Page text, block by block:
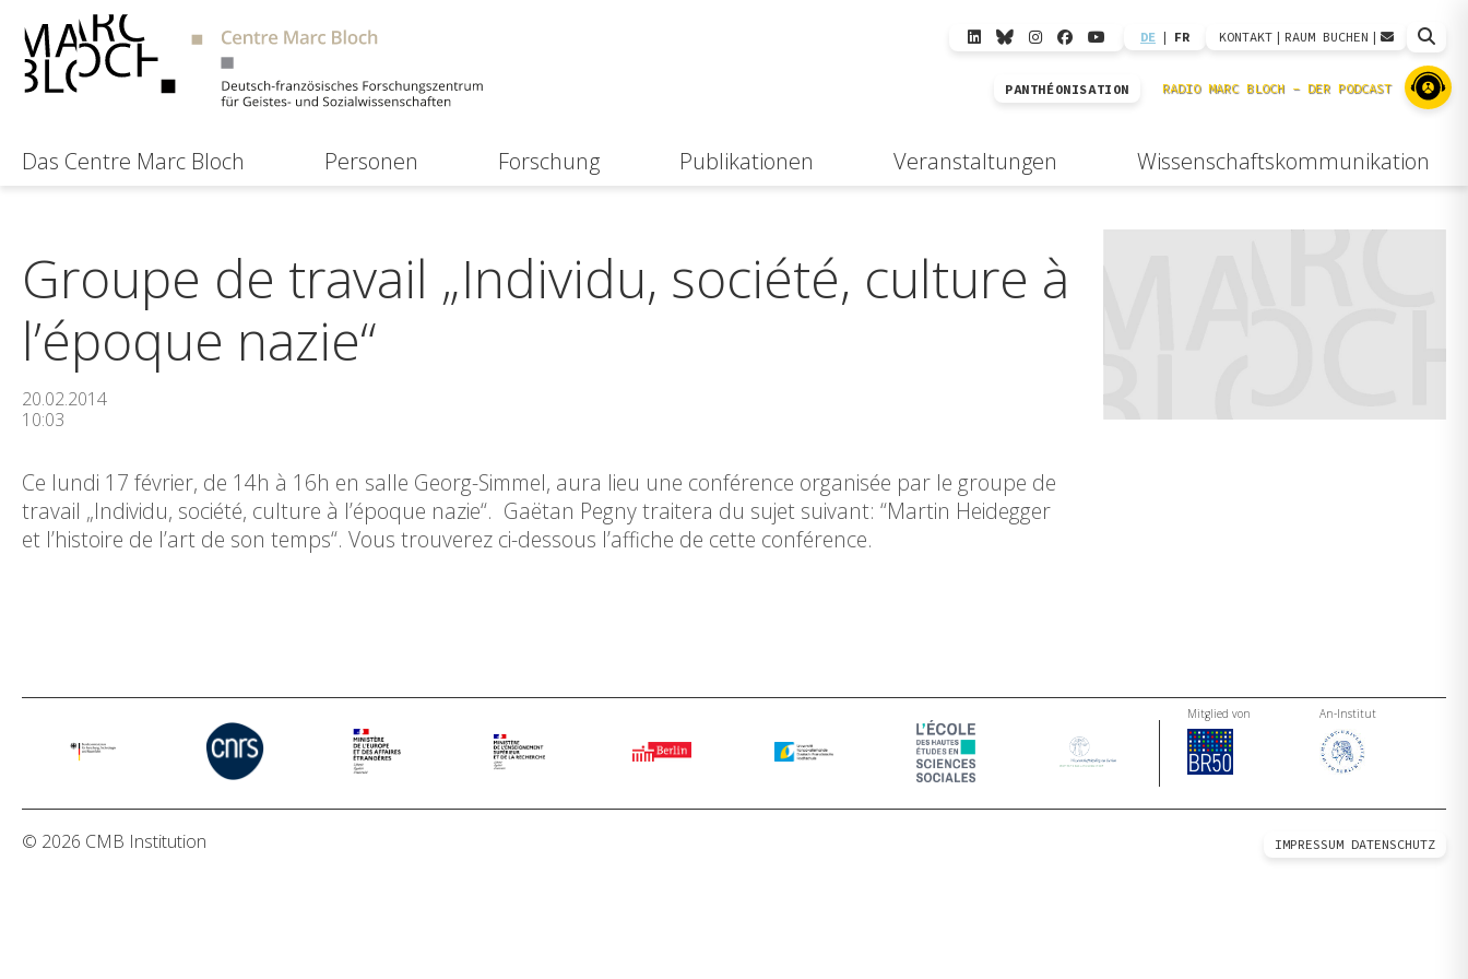
DE | FR KONTAKT | RAUM BUCHEN |
PANTHÉONISATION
Das Centre Marc Bloch Personen Forschung Publikationen Veranstaltungen Wissenschaftskommunikation
Groupe de travail „Individu, société, culture à
l’époque nazie“
20.02.2014
10:03
Ce lundi 17 février, de 14h à 16h en salle Georg-Simmel, aura lieu une conférence organisée par le groupe de
travail „Individu, société, culture à l’époque nazie“. Gaëtan Pegny traitera du sujet suivant: “Martin Heidegger
et l’histoire de l’art de son temps“. Vous trouverez ci-dessous l’affiche de cette conférence.
Mitglied von An-Institut
© 2026 CMB Institution IMPRESSUM DATENSCHUTZ